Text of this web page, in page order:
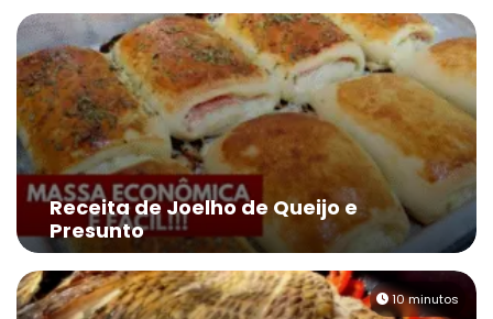
Receita de Joelho de Queijo e
Presunto
10 minutos